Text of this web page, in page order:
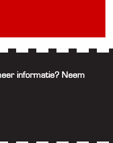
informatie? Neem